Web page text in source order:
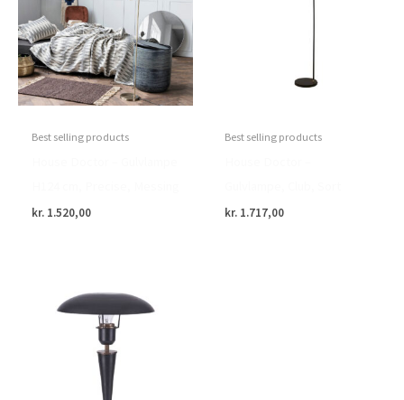
Best selling products
kr. 1.520,00
Best selling products
kr. 1.717,00